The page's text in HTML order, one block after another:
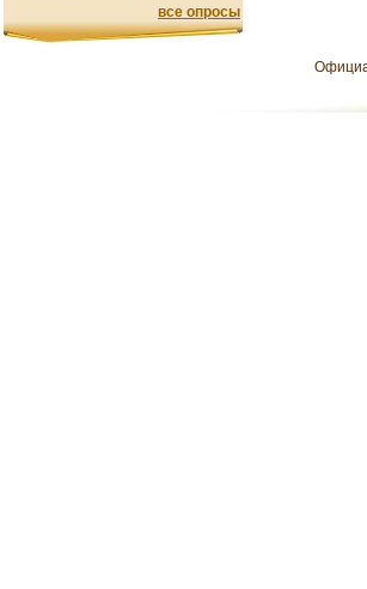
все опросы